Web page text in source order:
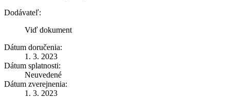
Dodávateľ:
Viď dokument
Dátum doručenia:
1. 3. 2023
Dátum splatnosti:
Neuvedené
Dátum zverejnenia:
1. 3. 2023